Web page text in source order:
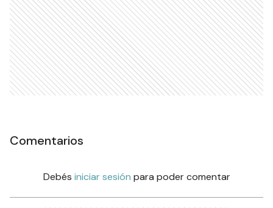
Comentarios
Debés iniciar sesión para poder comentar